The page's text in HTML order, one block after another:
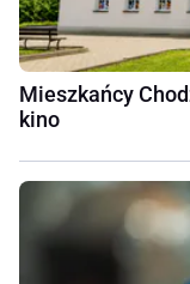
Mieszkańcy
kino